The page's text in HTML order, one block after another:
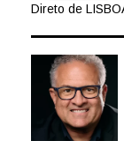
Direto de